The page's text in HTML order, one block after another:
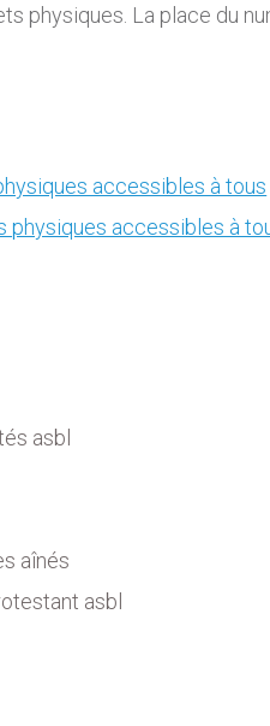
physiques. La place du
accessibles à tous
accessibles à
asbl
aînés
asbl